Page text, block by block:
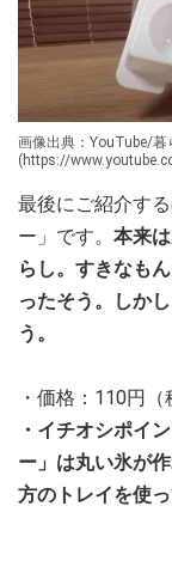
画像出典：YouTube/暮
(https://
最後にご紹介す
ー」です。 本来
らし。すきなも
ったそう。しか
う。
・価格：110円（
・イチオシポイ
ー」は丸い氷が
方のトレイを使